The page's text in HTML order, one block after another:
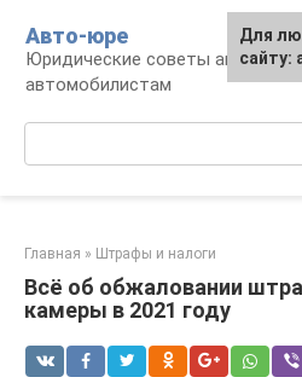
контенту
Авто-юре
Юридические советы
автомобилистам
Главная » Штрафы и налоги
Всё об обжаловании
камеры в 2021 году
Для
сайту: